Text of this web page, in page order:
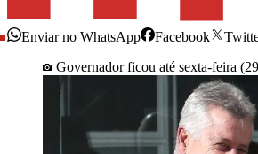
Enviar no WhatsApp Facebook
Governador ficou até sexta-feira